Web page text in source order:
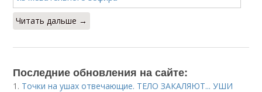
Читать дальше →
Последние обновления на сайте:
1. Точки на ушах отвечающие. ТЕЛО ЗАКАЛЯЮТ... УШИ